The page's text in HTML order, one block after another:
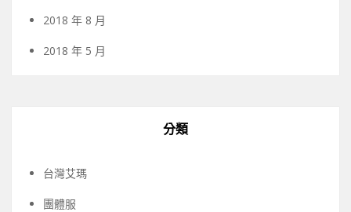
2018 年 8 月
2018 年 5 月
分類
台灣艾瑪
團體服